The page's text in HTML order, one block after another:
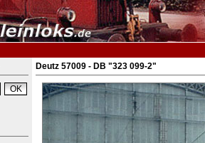
Deutz 57009 - DB "323 099-2"